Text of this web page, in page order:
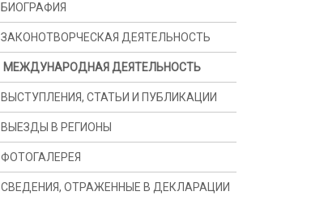
БИОГРАФИЯ
ЗАКОНОТВОРЧЕСКАЯ ДЕЯТЕЛЬНОСТЬ
МЕЖДУНАРОДНАЯ ДЕЯТЕЛЬНОСТЬ
ВЫСТУПЛЕНИЯ, СТАТЬИ И ПУБЛИКАЦИИ
ВЫЕЗДЫ В РЕГИОНЫ
ФОТОГАЛЕРЕЯ
СВЕДЕНИЯ, ОТРАЖЕННЫЕ В ДЕКЛАРАЦИИ